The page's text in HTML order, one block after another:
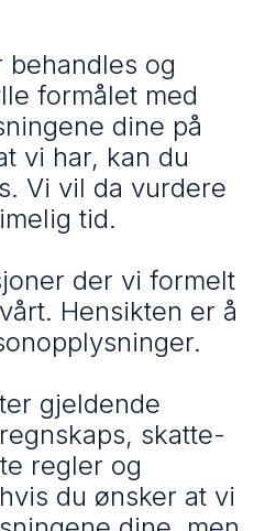
og
formålet med
dine på
vi har, kan du
Vi vil da vurdere
tid.
der vi formelt
Hensikten er å
gjeldende
skatte-
regler og
du ønsker at vi